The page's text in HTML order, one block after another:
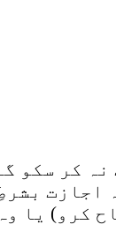
کر سکو
اجازت
کرو) یا